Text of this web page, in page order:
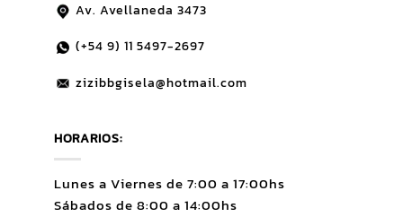
Av. Avellaneda 3473
(+54 9) 11 5497-2697
zizibbgisela@hotmail.com
HORARIOS:
Lunes a Viernes de 7:00 a 17:00hs
Sábados de 8:00 a 14:00hs